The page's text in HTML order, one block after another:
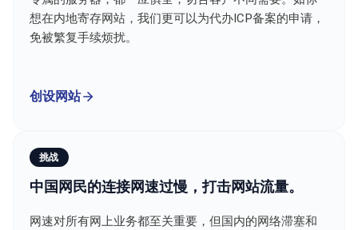
想在内地寄存网站，我们更可以为代办ICP备案的申请，
免被繁复手续烦扰。
创设网站
挑战
中国网民的连接网速过慢，打击网站流量。
网速对所有网上业务都至关重要，但国内的网络滞塞和